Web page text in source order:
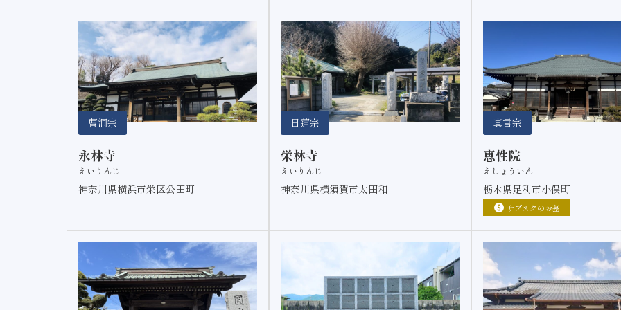
曹洞宗
永林寺
えいりんじ
神奈川県横浜市栄区公田町
日蓮宗
栄林寺
えいりんじ
神奈川県横須賀市太田和
真言宗
恵性院
えしょういん
栃木県足利市小俣町
サブスクのお墓